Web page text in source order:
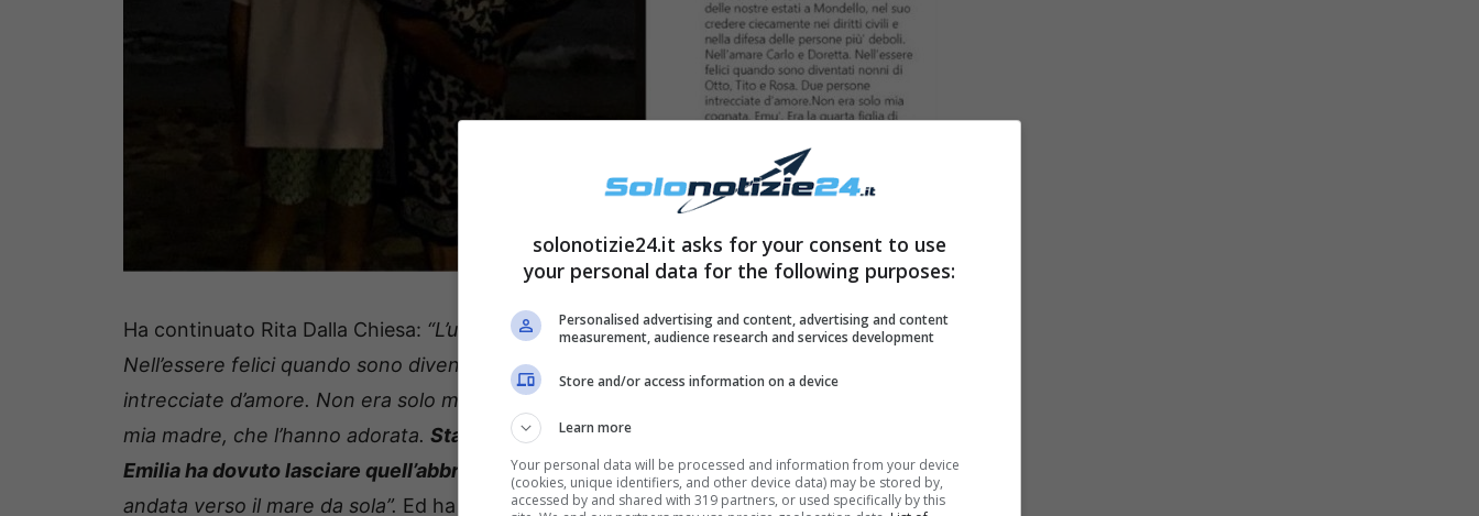
Ha continuato Rita Dalla Chiesa: “L’uno la forza dell’altra. Nell’amare Carlo e Doretta.
Nell’essere felici quando sono diventati nonni di Otto, Tito e Rosa. Due persone
intrecciate d’amore. Non era solo mia cognata, Emù. Era la quarta figlia di mio padre e
mia madre, che l’hanno adorata. Stamattina, dopo una malattia divorante, feroce,
Emilia ha dovuto lasciare quell’abbraccio che è stato la sua casa per tutta la vita.Ed è
andata verso il mare da sola”. Ed ha concluso:“A noi ha lasciato la grande eredità di
solonotizie24.it asks for your consent to use
your personal data for the following purposes:
Personalised advertising and content, advertising and content
measurement, audience research and services development
Store and/or access information on a device
Learn more
Your personal data will be processed and information from your device
(cookies, unique identifiers, and other device data) may be stored by,
accessed by and shared with 319 partners, or used specifically by this